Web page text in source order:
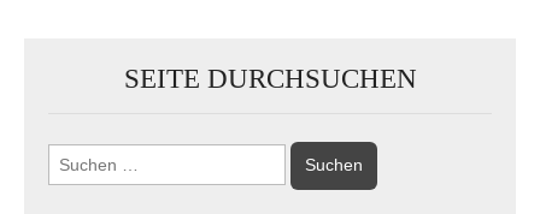
SEITE DURCHSUCHEN
Suchen
nach: